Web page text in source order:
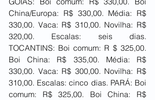
China/Europa: R$ 330,00. Média: R$
330,00. Vaca: R$ 310,00. Novilha: R$
320,00. Escalas: seis dias.
TOCANTINS: Boi comum: R $ 325,00.
Boi China: R$ 335,00. Média: R$
330,00. Vaca: R$ 300,00. Novilha: R$
310,00. Escalas: cinco dias. PARÁ: Boi
comum: R$ 325,00. Boi China: R$